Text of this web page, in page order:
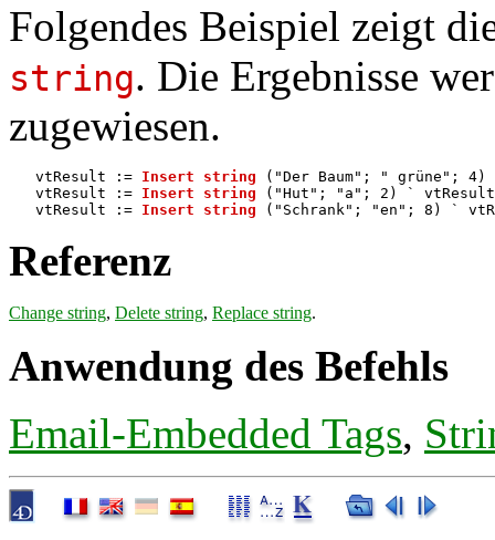
Folgendes Beispiel zeigt
string. Die Ergebnisse
zugewiesen.
vtResult := Insert string ("Der Baum"; " grüne";
vtResult := Insert string ("Hut"; "a"; 2) `
vtResult := Insert string
Referenz
Change string, Delete string, Replace string.
Anwendung des Befehls
Email-Embedded Tags,